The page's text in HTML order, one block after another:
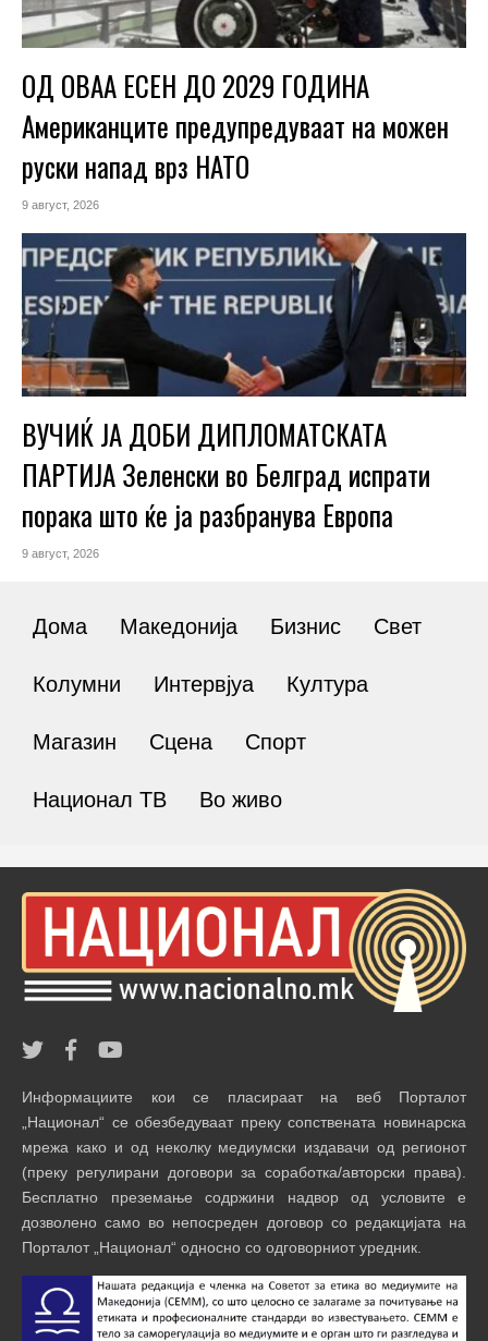
ОД ОВАА ЕСЕН ДО 2029 ГОДИНА
Американците предупредуваат на можен
руски напад врз НАТО
9 август, 2026
ВУЧИЌ ЈА ДОБИ ДИПЛОМАТСКАТА
ПАРТИЈА Зеленски во Белград испрати
порака што ќе ја разбранува Европа
9 август, 2026
Дома Македонија Бизнис Свет
Колумни Интервјуа Култура
Магазин Сцена Спорт
Национал ТВ Во живо
Информациите кои се пласираат на веб Порталот
„Национал“ се обезбедуваат преку сопствената новинарска
мрежа како и од неколку медиумски издавачи од регионот
(преку регулирани договори за соработка/авторски права).
Бесплатно преземање содржини надвор од условите е
дозволено само во непосреден договор со редакцијата на
Порталот „Национал“ односно со одговорниот уредник.